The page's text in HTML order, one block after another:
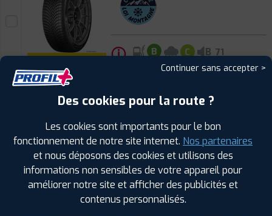
ⓘ B C B 71
108
PNEU
FIRESTONE
ROADHAWK 2
195/55 R 20 95H
CODE EAN : 3286342672717
Été
Continuer sans accepter >
Des cookies pour la route ?
Les cookies sont importants pour le bon
fonctionnement de notre site internet. Nos partenaires
et nous déposons des cookies et utilisons des
informations non sensibles de votre appareil pour
améliorer notre site et afficher des publicités et
contenus personnalisés.